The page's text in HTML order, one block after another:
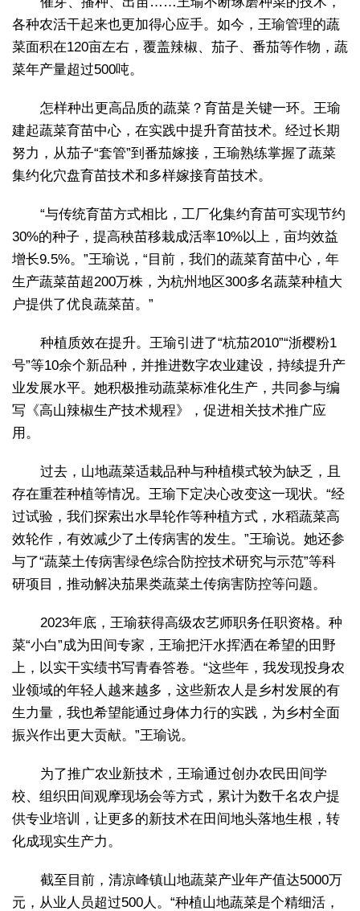
各种农活干起来也更加得心应手。如今，王瑜管理的蔬
菜面积在120亩左右，覆盖辣椒、茄子、番茄等作物，蔬
菜年产量超过500吨。
怎样种出更高品质的蔬菜？育苗是关键一环。王瑜
建起蔬菜育苗中心，在实践中提升育苗技术。经过长期
努力，从茄子“套管”到番茄嫁接，王瑜熟练掌握了蔬菜
集约化穴盘育苗技术和多样嫁接育苗技术。
“与传统育苗方式相比，工厂化集约育苗可实现节约
30%的种子，提高秧苗移栽成活率10%以上，亩均效益
增长9.5%。”王瑜说，“目前，我们的蔬菜育苗中心，年
生产蔬菜苗超200万株，为杭州地区300多名蔬菜种植大
户提供了优良蔬菜苗。”
种植质效在提升。王瑜引进了“杭茄2010”“浙樱粉1
号”等10余个新品种，并推进数字农业建设，持续提升产
业发展水平。她积极推动蔬菜标准化生产，共同参与编
写《高山辣椒生产技术规程》，促进相关技术推广应
用。
过去，山地蔬菜适栽品种与种植模式较为缺乏，且
存在重茬种植等情况。王瑜下定决心改变这一现状。“经
过试验，我们探索出水旱轮作等种植方式，水稻蔬菜高
效轮作，有效减少了土传病害的发生。”王瑜说。她还参
与了“蔬菜土传病害绿色综合防控技术研究与示范”等科
研项目，推动解决茄果类蔬菜土传病害防控等问题。
2023年底，王瑜获得高级农艺师职务任职资格。种
菜“小白”成为田间专家，王瑜把汗水挥洒在希望的田野
上，以实干实绩书写青春答卷。“这些年，我发现投身农
业领域的年轻人越来越多，这些新农人是乡村发展的有
生力量，我也希望能通过身体力行的实践，为乡村全面
振兴作出更大贡献。”王瑜说。
为了推广农业新技术，王瑜通过创办农民田间学
校、组织田间观摩现场会等方式，累计为数千名农户提
供专业培训，让更多的新技术在田间地头落地生根，转
化成现实生产力。
截至目前，清凉峰镇山地蔬菜产业年产值达5000万
元，从业人员超过500人。“种植山地蔬菜是个精细活，